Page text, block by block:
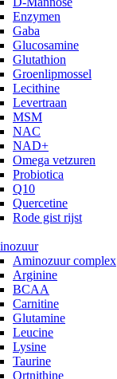
Enzymen
Gaba
Glucosamine
Glutathion
Groenlipmossel
Lecithine
Levertraan
MSM
NAC
NAD+
Omega vetzuren
Probiotica
Q10
Quercetine
Rode gist rijst
Aminozuur complex
Arginine
BCAA
Carnitine
Glutamine
Leucine
Lysine
Taurine
Ortnithine